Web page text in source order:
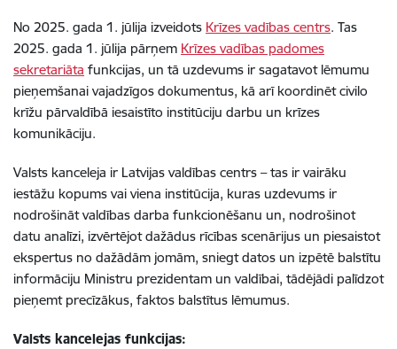
No 2025. gada 1. jūlija izveidots Krīzes vadības centrs. Tas
2025. gada 1. jūlija pārņem Krīzes vadības padomes
sekretariāta funkcijas, un tā uzdevums ir sagatavot lēmumu
pieņemšanai vajadzīgos dokumentus, kā arī koordinēt civilo
krīžu pārvaldībā iesaistīto institūciju darbu un krīzes
komunikāciju.
Valsts kanceleja ir Latvijas valdības centrs – tas ir vairāku
iestāžu kopums vai viena institūcija, kuras uzdevums ir
nodrošināt valdības darba funkcionēšanu un, nodrošinot
datu analīzi, izvērtējot dažādus rīcības scenārijus un piesaistot
ekspertus no dažādām jomām, sniegt datos un izpētē balstītu
informāciju Ministru prezidentam un valdībai, tādējādi palīdzot
pieņemt precīzākus, faktos balstītus lēmumus.
Valsts kancelejas funkcijas: